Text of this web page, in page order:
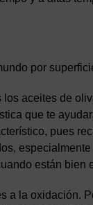
por
aceites de
que te
pues
están bien
a la oxidación.